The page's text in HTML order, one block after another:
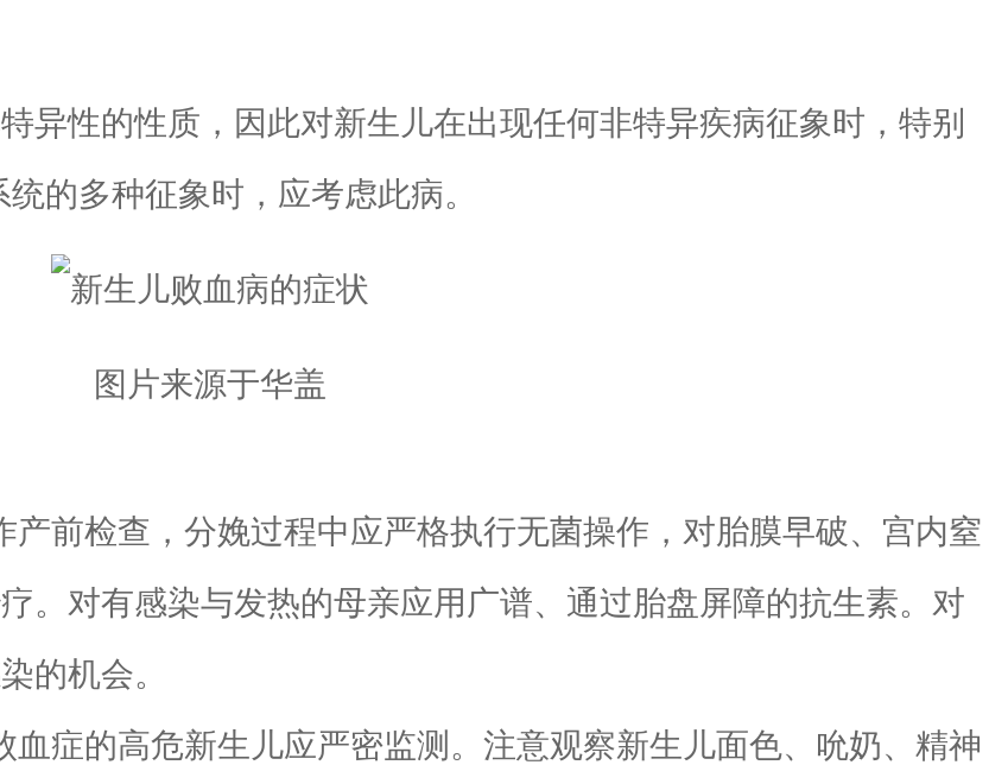
性的性质，因此对新生儿在出现任何非特异疾病征象时，特别
的多种征象时，应考虑此病。
图片来源于华盖
前检查，分娩过程中应严格执行无菌操作，对胎膜早破、宫内窒
。对有感染与发热的母亲应用广谱、通过胎盘屏障的抗生素。对
的机会。
症的高危新生儿应严密监测。注意观察新生儿面色、吮奶、精神